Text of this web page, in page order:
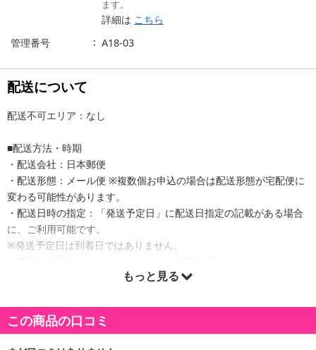
ます。
詳細は こちら
管理番号
A18-03
配送について
配送不可エリア：なし
■配送方法・時期
・配送会社：日本郵便
・配送形態：メール便 ※複数個お申込の場合は配送形態が宅配便に
変わる可能性があります。
・配送日時の指定：「発送予定日」に配送日指定の記載がある場合
に、ご利用可能です。
※発送予定日は到着日ではありません。
商品詳細
もっと見る
この商品の口コミ